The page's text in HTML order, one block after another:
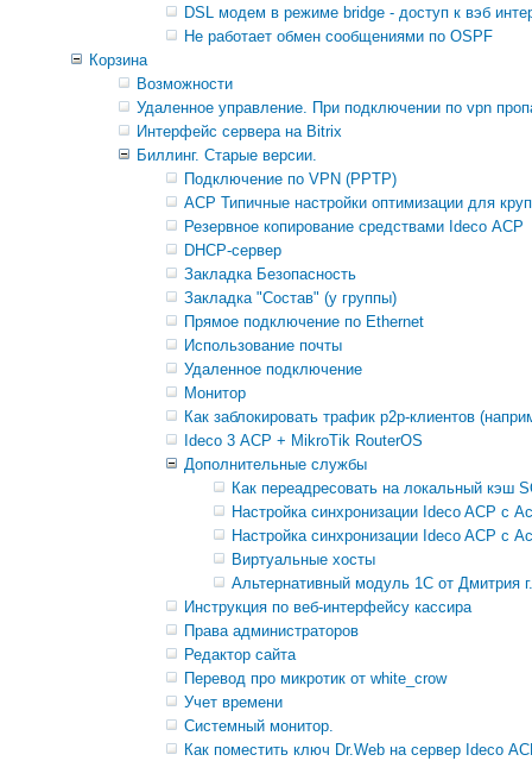
DSL модем в режиме bridge - доступ к вэб
Не работает обмен сообщениями по OSPF
Корзина
Возможности
Удаленное управлениe. При подключении по vpn
Интерфейс сервера на Bitrix
Биллинг. Старые версии.
Подключение по VPN (PPTP)
АСР Типичные настройки оптимизации для
Резервное копирование средствами Ideco АСР
DHCP-сервер
Закладка Безопасность
Закладка "Состав" (у группы)
Прямое подключение по Ethernet
Использование почты
Удаленное подключение
Монитор
Как заблокировать трафик p2p-клиентов
Ideco 3 АСР + MikroTik RouterOS
Дополнительные службы
Как переадресовать на локальный кэш
Настройка синхронизации Ideco ACP с
Настройка синхронизации Ideco ACP с
Виртуальные хосты
Альтернативный модуль 1C от Дмитрия
Инструкция по веб-интерфейсу кассира
Права администраторов
Редактор сайта
Перевод про микротик от white_crow
Учет времени
Системный монитор.
Как поместить ключ Dr.Web на сервер Ideco